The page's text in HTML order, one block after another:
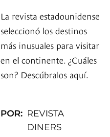
La revista estadounidense
seleccionó los destinos
más inusuales para visitar
en el continente. ¿Cuáles
son? Descúbralos aquí.
POR: REVISTA
DINERS